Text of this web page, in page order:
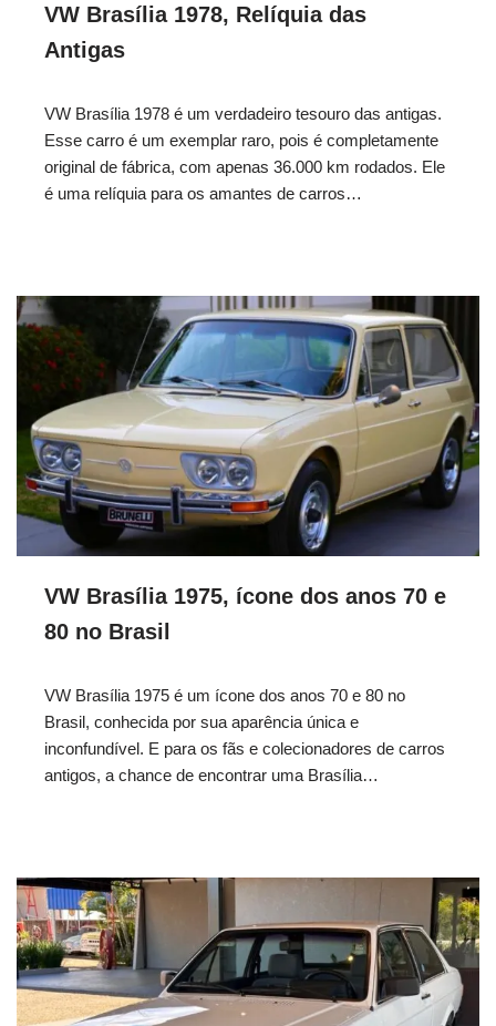
VW Brasília 1978, Relíquia das
Antigas
VW Brasília 1978 é um verdadeiro tesouro das antigas.
Esse carro é um exemplar raro, pois é completamente
original de fábrica, com apenas 36.000 km rodados. Ele
é uma relíquia para os amantes de carros…
VW Brasília 1975, ícone dos anos 70 e
80 no Brasil
VW Brasília 1975 é um ícone dos anos 70 e 80 no
Brasil, conhecida por sua aparência única e
inconfundível. E para os fãs e colecionadores de carros
antigos, a chance de encontrar uma Brasília…